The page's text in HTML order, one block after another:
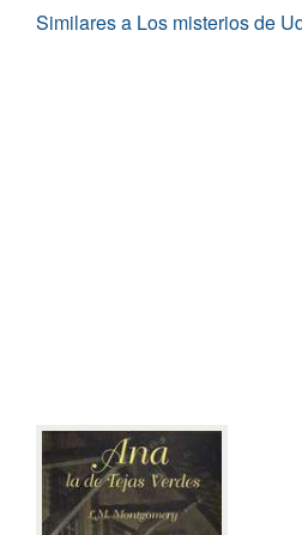
Similares a Los misterios de